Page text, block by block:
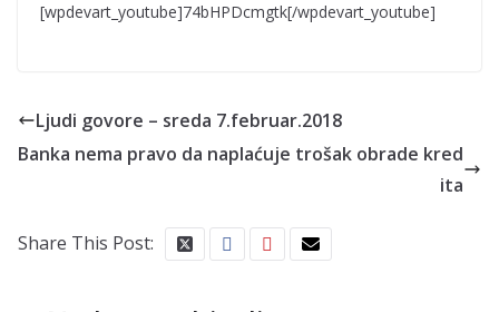
[wpdevart_youtube]74bHPDcmgtk[/wpdevart_youtube]
Ljudi govore – sreda 7.februar.2018
Banka nema pravo da naplaćuje trošak obrade kred
ita
Share This Post: